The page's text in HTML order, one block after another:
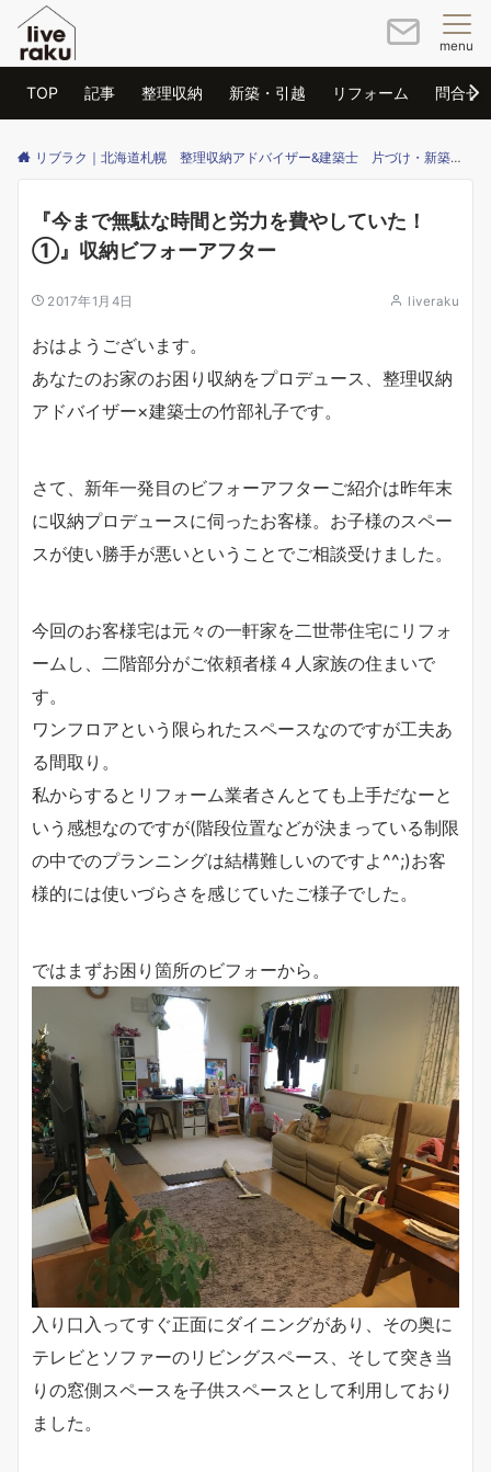
menu
TOP 記事 整理収納 新築・引越 リフォーム 問合せ
リブラク｜北海道札幌 整理収納アドバイザー&建築士 片づけ・新築・リフォームのご相談はリブラクまで
『今まで無駄な時間と労力を費やしていた！
①』収納ビフォーアフター
2017年1月4日 liveraku
おはようございます。
あなたのお家のお困り収納をプロデュース、整理収納
アドバイザー×建築士の竹部礼子です。
さて、新年一発目のビフォーアフターご紹介は昨年末
に収納プロデュースに伺ったお客様。お子様のスペー
スが使い勝手が悪いということでご相談受けました。
今回のお客様宅は元々の一軒家を二世帯住宅にリフォ
ームし、二階部分がご依頼者様４人家族の住まいで
す。
ワンフロアという限られたスペースなのですが工夫あ
る間取り。
私からするとリフォーム業者さんとても上手だなーと
いう感想なのですが(階段位置などが決まっている制限
の中でのプランニングは結構難しいのですよ^^;)お客
様的には使いづらさを感じていたご様子でした。
ではまずお困り箇所のビフォーから。
入り口入ってすぐ正面にダイニングがあり、その奥に
テレビとソファーのリビングスペース、そして突き当
りの窓側スペースを子供スペースとして利用しており
ました。